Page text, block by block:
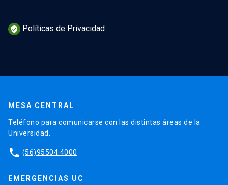
verified_user Políticas de Privacidad
MESA CENTRAL
Teléfono para comunicarse con las distintas áreas de la
Universidad.
phone (56)95504 4000
EMERGENCIAS UC